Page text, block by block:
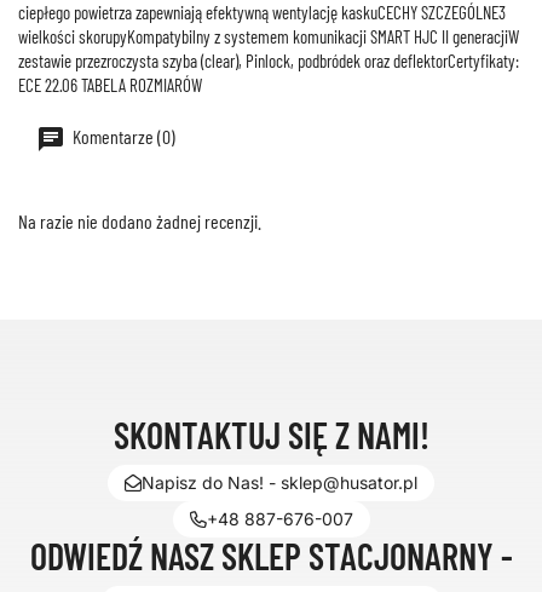
ciepłego powietrza zapewniają efektywną wentylację kaskuCECHY SZCZEGÓLNE3
wielkości skorupyKompatybilny z systemem komunikacji SMART HJC II generacjiW
zestawie przezroczysta szyba (clear), Pinlock, podbródek oraz deflektorCertyfikaty:
ECE 22.06 TABELA ROZMIARÓW
Komentarze (0)
Na razie nie dodano żadnej recenzji.
SKONTAKTUJ SIĘ Z NAMI!
Napisz do Nas! - sklep@husator.pl
+48 887-676-007
ODWIEDŹ NASZ SKLEP STACJONARNY -